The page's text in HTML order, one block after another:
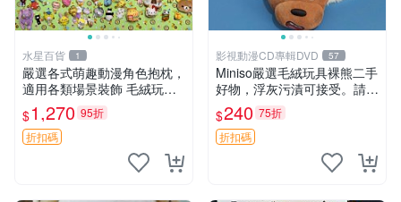
水星百貨 1
嚴選各式萌趣動漫角色抱枕，
適用各類場景裝飾 毛絨玩
具、卡通抱枕、趣味玩偶
$1,270 95折
折扣碼
影視動漫CD專輯DVD 57
Miniso嚴選毛絨玩具裸熊二手
好物，浮灰污漬可接受。請詳
閱照片再下單，售出不退不
換。全新品相收藏推薦。 裸
熊 毛絨玩具 收藏
$240 75折
折扣碼